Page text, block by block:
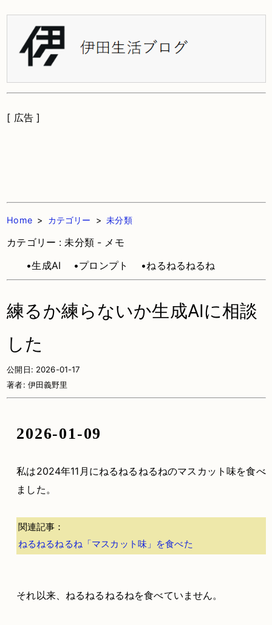
[ 広告 ]
Home> カテゴリー >未分類
カテゴリー : 未分類 - メモ
•生成AI
•プロンプト •ねるねるねるね
練るか練らないか生成AIに相談
した
公開日: 2026-01-17
著者: 伊田義野里
2026-01-09
私は2024年11月にねるねるねるねのマスカット味を食べ
ました。
関連記事：
ねるねるねるね「マスカット味」を食べた
それ以来、ねるねるねるねを食べていません。